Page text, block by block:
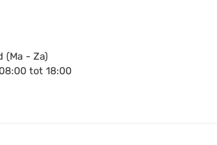
(Ma - Za)
tot 18:00